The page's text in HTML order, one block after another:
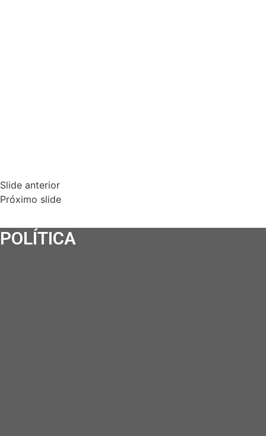
Slide anterior
Próximo slide
POLÍTICA